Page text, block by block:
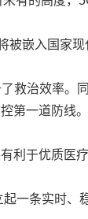
被嵌入国家现
救治效率。同
第一道防线
利于优质医
一条实时、